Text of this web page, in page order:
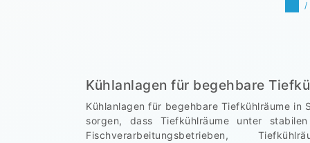
Kühlanlagen für begehbare
Kühlanlagen für begehbare Tiefkühlräume
sorgen, dass Tiefkühlräume unter
Fischverarbeitungsbetrieben,